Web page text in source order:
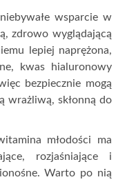
wsparcie w
zdrowo wyglądającą
lepiej naprężona,
kwas hialuronowy
bezpiecznie mogą
wrażliwą, skłonną do
młodości ma
rozjaśniające i
Warto po nią